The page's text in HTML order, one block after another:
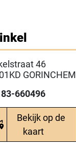
46
GORINCHEM
660496
Bekijk op de
kaart